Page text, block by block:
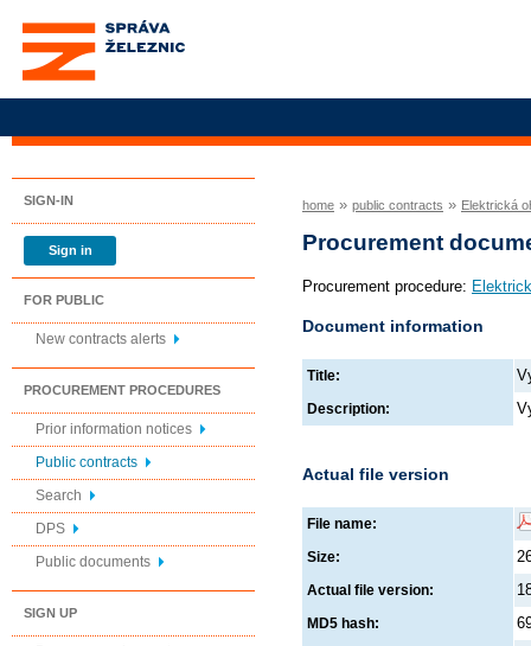
Správa železnic, státní
organizace
SIGN-IN
Sign in
FOR PUBLIC
New contracts alerts
PROCUREMENT PROCEDURES
Prior information notices
Public contracts
Search
DPS
Public documents
SIGN UP
home » public contracts » Elektrická
Procurement
Procurement procedure:
Document information
Title:
Description:
Actual file version
File name:
Size:
Actual file version:
MD5 hash: